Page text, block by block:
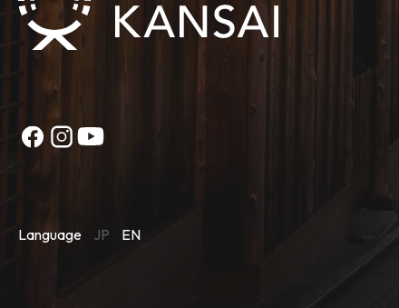
Language JP EN